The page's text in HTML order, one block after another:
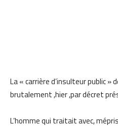
La « carrière d’insulteur public »
brutalement ,hier ,par décret
L’homme qui traitait avec,